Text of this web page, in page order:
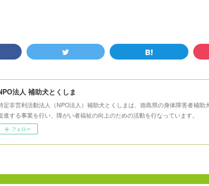
法人 補助犬とくしま
定非営利活動法人（NPO法人）補助犬とくしまは、徳島県の身体障害者補
進する事業を行い、障がい者福祉の向上のための活動を行なっています。
フォロー